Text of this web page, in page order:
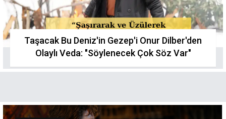
Taşacak Bu Deniz'in Gezep'i Onur Dilber'den
Olaylı Veda: "Söylenecek Çok Söz Var"